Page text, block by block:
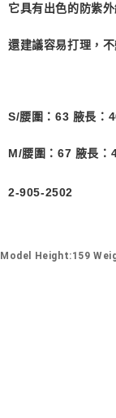
它具有出色的防紫
還建議容易打理，
S/腰圍：63 腋長：
M/腰圍：67 腋長：
2-905-2502
Model Height:159